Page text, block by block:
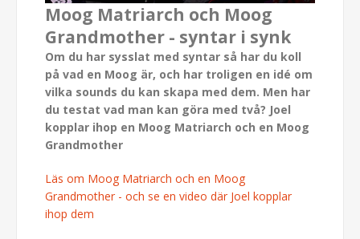
Moog Matriarch och Moog
Grandmother - syntar i synk
Om du har sysslat med syntar så har du koll
på vad en Moog är, och har troligen en idé om
vilka sounds du kan skapa med dem. Men har
du testat vad man kan göra med två? Joel
kopplar ihop en Moog Matriarch och en Moog
Grandmother
Läs om Moog Matriarch och en Moog
Grandmother - och se en video där Joel kopplar
ihop dem